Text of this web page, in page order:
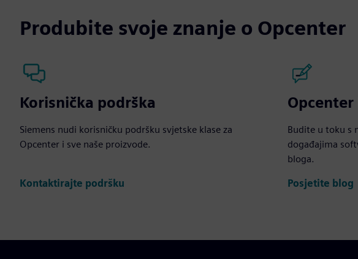
Produbite svoje znanje o Opcenter
Korisnička podrška
Siemens nudi korisničku podršku svjetske klase za
Opcenter i sve naše proizvode.
Kontaktirajte podršku
Opcenter
Budite u toku s
događajima
bloga.
Posjetite blog